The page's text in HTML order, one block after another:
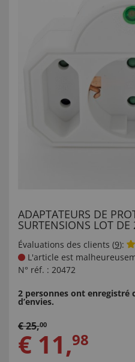
ADAPTATEURS DE
SURTENSIONS LOT DE
Évaluations des clients (9):
L'article est
N° réf. : 20472
2 personnes ont enregistré
d’envies.
€25,00
€ 11,98